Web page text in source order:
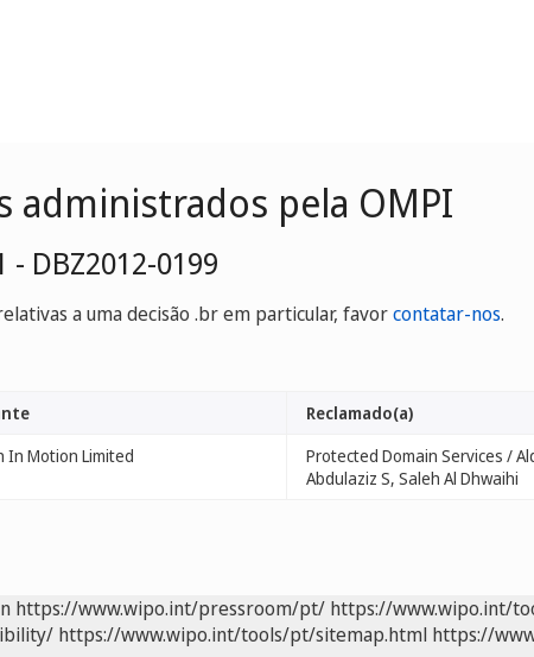
administrados pela OMPI
- DBZ2012-0199
a uma decisão .br em particular, favorcontatar-nos.
Reclamado(a)
In Motion Limited
Protected Domain Services /
Abdulaziz S, Saleh Al Dhwaihi
https://www.wipo.int/pressroom/pt/ https://www.wipo.int/
https://www.wipo.int/tools/pt/sitemap.html https://